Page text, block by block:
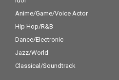
Anime/Game/Voice Actor
Hip Hop/R&B
Dance/Electronic
Jazz/World
Classical/Soundtrack